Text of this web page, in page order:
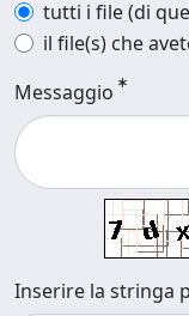
tutti i file (di
il file(s) che
Messaggio
Inserire la stringa